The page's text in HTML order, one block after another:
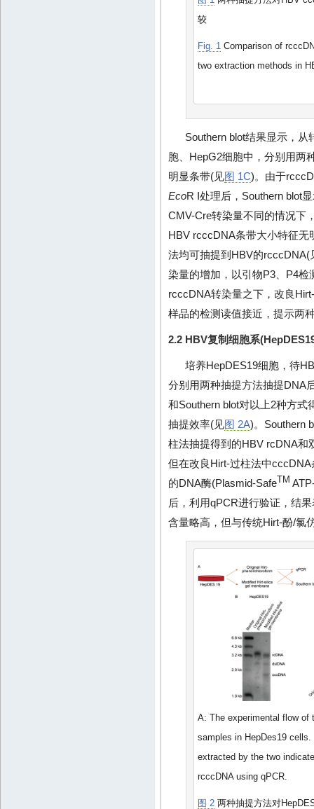
较
Fig. 1Comparison of
two extraction methods in
Southern blot结果显示，
胞、HepG2细胞中，分别用两
明显条带(见图 1C)。由于
EcoR I处理后，Southern blot
CMV-Cre转染量不同的情况下
HBV rcccDNA条带大小特征无
法均可抽提到HBV的rcccDNA(
染量的增加，以引物P3、P4
rcccDNA转染量之下，改良
样品的检测读值接近，提示两
2.2 HBV复制细胞系
培养HepDES19细胞，待
分别用两种抽提方法抽提DNA
和Southern blot对以上2种方
抽提效率(见图 2A)。Southern
柱法抽提得到的HBV rcDNA和
但在改良Hirt-过柱法中
的DNA酶(Plasmid-SafeTM
后，利用qPCR进行验证，结
含量略高，但与传统Hirt-酚/氯
A: The experimental flow of
samples in HepDes19
extracted by the two
rcccDNA using qPCR.
图 2两种抽提方法对